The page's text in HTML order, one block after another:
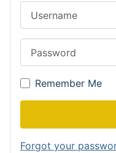
Remember Me
Forgot your